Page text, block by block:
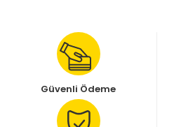
Güvenli Ödeme